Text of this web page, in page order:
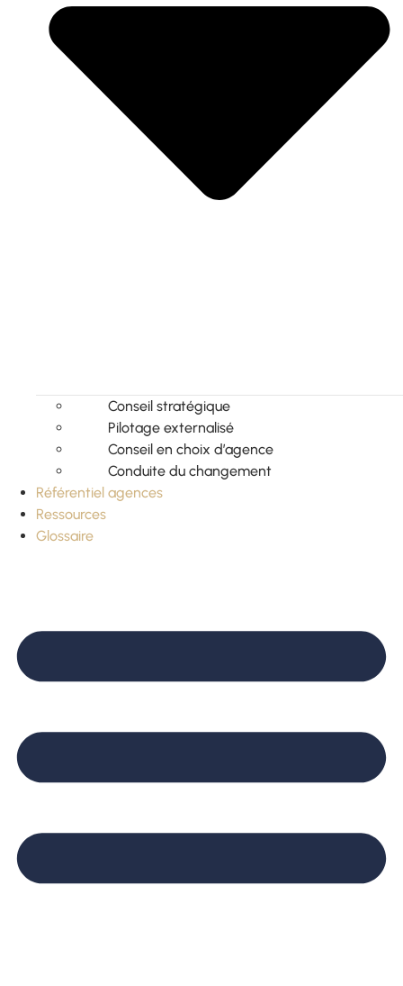
Conseil stratégique
Pilotage externalisé
Conseil en choix d’agence
Conduite du changement
Référentiel agences
Ressources
Glossaire